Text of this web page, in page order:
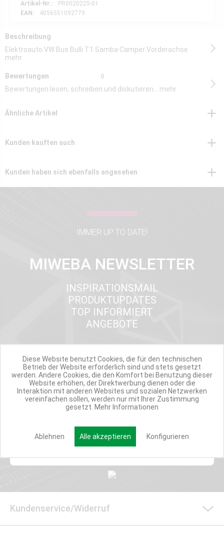
Artikel-Nr.:
PR0020225-01
EAN:
4056551092779
Beschreibung
Elektroauto VW Bus Bulli T1 Samba Camper Vorderachse
mehr
Bewertungen 0
Bewertungen lesen, schreiben und diskutieren... mehr
Ähnliche Artikel
Kunden kauften auch
Kunden haben sich ebenfalls angesehen
IMMER UP TO DATE!
MIWEBA NEWSLETTER
INSPIRATIONSMAIL
PRODUKTUPDATES
TOP INFORMIERT
ANGEBOTE
Werde Teil der Miweba Community!
Verpasse nie wieder exklusive Newsletter-Rabatte und Aktionen
Anmelden
Kundenservice/Widerruf
Diese Website benutzt Cookies, die für den technischen
Betrieb der Website erforderlich sind und stets gesetzt
werden. Andere Cookies, die den Komfort bei Benutzung dieser
Website erhöhen, der Direktwerbung dienen oder die
Interaktion mit anderen Websites und sozialen Netzwerken
vereinfachen sollen, werden nur mit Ihrer Zustimmung
gesetzt. Mehr Informationen
Ablehnen Alle akzeptieren Konfigurieren